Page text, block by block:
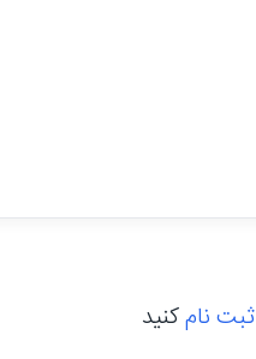
ثبت نامکنید